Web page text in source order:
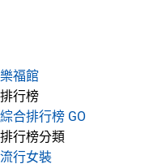
樂福館
排行榜
綜合排行榜 GO
排行榜分類
流行女裝